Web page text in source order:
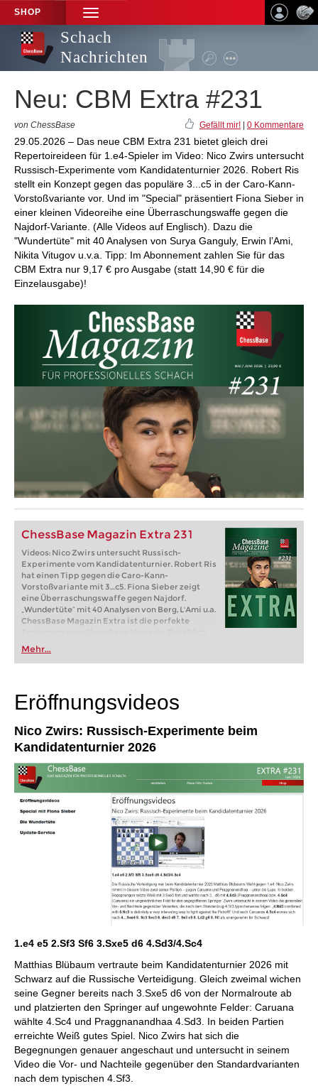
SHOP
TOGGLE
NAVIGATION
Schach
Nachrichten
Neu: CBM Extra #231
von ChessBase Gefällt mir! 0 Kommentare
29.05.2026 – Das neue CBM Extra 231 bietet gleich drei
Repertoireideen für 1.e4-Spieler im Video: Nico Zwirs untersucht
Russisch-Experimente vom Kandidatenturnier 2026. Robert Ris
stellt ein Konzept gegen das populäre 3...c5 in der Caro-Kann-
Vorstoßvariante vor. Und im "Special" präsentiert Fiona Sieber in
einer kleinen Videoreihe eine Überraschungswaffe gegen die
Najdorf-Variante. (Alle Videos auf Englisch). Dazu die
"Wundertüte" mit 40 Analysen von Surya Ganguly, Erwin l’Ami,
Nikita Vitugov u.v.a. Tipp: Im Abonnement zahlen Sie für das
CBM Extra nur 9,17 € pro Ausgabe (statt 14,90 € für die
Einzelausgabe)!
ChessBase Magazin Extra 231
Videos: Nico Zwirs untersucht Russisch-
Experimente vom Kandidatenturnier. Robert Ris
hat einen Tipp gegen die Caro-Kann-
Vorstoßvariante mit 3…c5. Fiona Sieber zeigt
eine Überraschungswaffe gegen Najdorf.
„Wundertüte“ mit 40 Analysen von Berg, L'Ami u.a.
ChessBase Magazin Extra ist die perfekte
als Einzelausgabe oder im Abonnement (6
Ausgaben pro Jahr). Erhältlich als direkter
Download.
Mehr...
Eröffnungsvideos
Nico Zwirs: Russisch-Experimente beim
Kandidatenturnier 2026
1.e4 e5 2.Sf3 Sf6 3.Sxe5 d6 4.Sd3/4.Sc4
Matthias Blübaum vertraute beim Kandidatenturnier 2026 mit
Schwarz auf die Russische Verteidigung. Gleich zweimal wichen
seine Gegner bereits nach 3.Sxe5 d6 von der Normalroute ab
und platzierten den Springer auf ungewohnte Felder: Caruana
wählte 4.Sc4 und Praggnanandhaa 4.Sd3. In beiden Partien
erreichte Weiß gutes Spiel. Nico Zwirs hat sich die
Begegnungen genauer angeschaut und untersucht in seinem
Video die Vor- und Nachteile gegenüber den Standardvarianten
nach dem typischen 4.Sf3.